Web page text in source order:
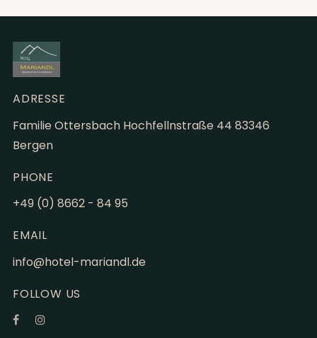
ADRESSE
Familie Ottersbach Hochfellnstraße 44 83346
Bergen
PHONE
+49 (0) 8662 - 84 95
EMAIL
info@hotel-mariandl.de
FOLLOW US